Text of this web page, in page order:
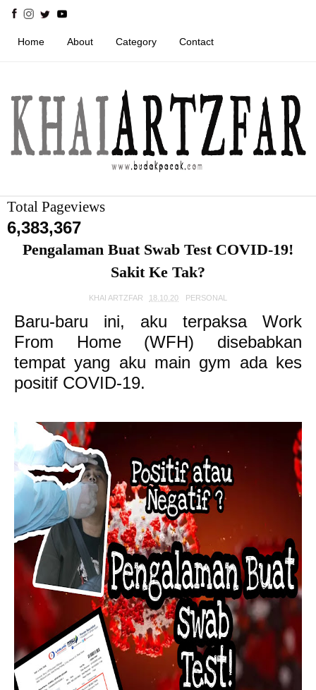
Home About Category Contact
Total Pageviews
6,383,367
Pengalaman Buat Swab Test COVID-19!
Sakit Ke Tak?
KHAI ARTZFAR 18.10.20 PERSONAL
Baru-baru ini, aku terpaksa Work
From Home (WFH) disebabkan
tempat yang aku main gym ada kes
positif COVID-19.